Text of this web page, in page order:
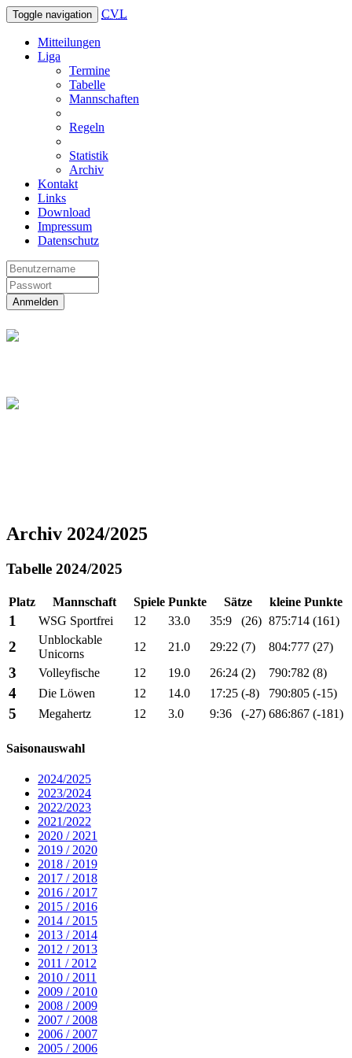
Toggle navigation CVL
Mitteilungen
Liga
Termine
Tabelle
Mannschaften
Regeln
Statistik
Archiv
Kontakt
Links
Download
Impressum
Datenschutz
Anmelden
Archiv 2024/2025
Tabelle 2024/2025
Platz Mannschaft Spiele Punkte Sätze kleine Punkte
1 WSG Sportfrei 12 33.0 35:9 (26) 875:714 (161)
2
Unblockable
Unicorns
12 21.0 29:22 (7) 804:777 (27)
3 Volleyfische 12 19.0 26:24 (2) 790:782 (8)
4 Die Löwen 12 14.0 17:25 (-8) 790:805 (-15)
5 Megahertz 12 3.0 9:36 (-27) 686:867 (-181)
Saisonauswahl
2024/2025
2023/2024
2022/2023
2021/2022
2020 / 2021
2019 / 2020
2018 / 2019
2017 / 2018
2016 / 2017
2015 / 2016
2014 / 2015
2013 / 2014
2012 / 2013
2011 / 2012
2010 / 2011
2009 / 2010
2008 / 2009
2007 / 2008
2006 / 2007
2005 / 2006